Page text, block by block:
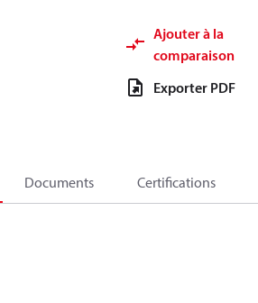
Ajouter à la
comparaison
Exporter PDF
Documents Certifications